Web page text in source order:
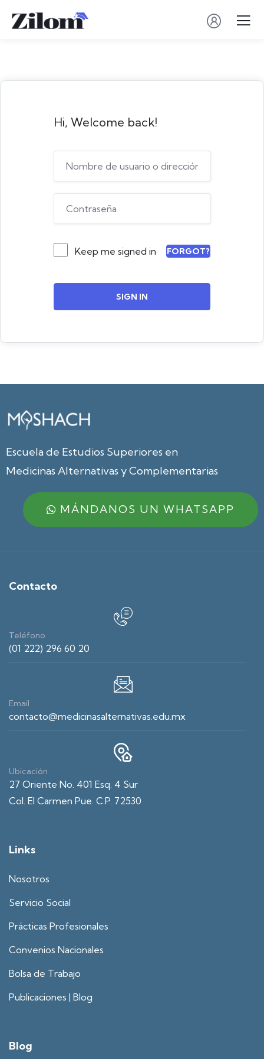
Hi, Welcome back!
Keep me signed in FORGOT?
SIGN IN
Escuela de Estudios Superiores en
Medicinas Alternativas y Complementarias
MÁNDANOS UN WHATSAPP
Contacto
Teléfono
(01 222) 296 60 20
Email
contacto@medicinasalternativas.edu.mx
Ubicación
27 Oriente No. 401 Esq. 4 Sur
Col. El Carmen Pue. C.P. 72530
Links
Nosotros
Servicio Social
Prácticas Profesionales
Convenios Nacionales
Bolsa de Trabajo
Publicaciones | Blog
Blog